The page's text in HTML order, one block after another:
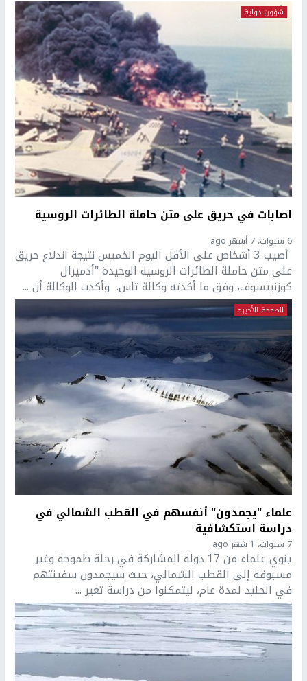
شؤون دولية
اصابات في حريق على متن حاملة الطائرات الروسية
6 سنوات، 7 أشهر ago
أصيب 3 أشخاص على الأقل اليوم الخميس نتيجة اندلاع حريق
على متن حاملة الطائرات الروسية الوحيدة "أدميرال
كوزنيتسوف، وفق ما أكدته وكالة تاس. وأكدت الوكالة أن ...
الصفحة الأخيرة
علماء "يجمدون" أنفسهم في القطب الشمالي في
دراسة استكشافية
7 سنوات، 1 شهر ago
ينوي علماء من 17 دولة المشاركة في رحلة طموحة وغير
مسبوقة إلى القطب الشمالي، حيث سيجمدون سفينتهم
في الجليد لمدة عام، ليتمكنوا من دراسة تغير ...